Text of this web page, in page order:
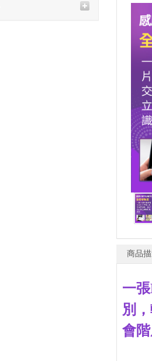
商品
一
別
會